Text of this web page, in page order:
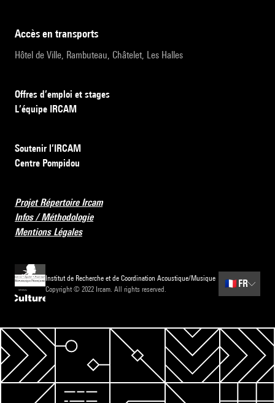
accès en transports
Hôtel de Ville, Rambuteau, Châtelet, Les Halles
Offres d’emploi et stages
L’équipe IRCAM
Soutenir l’IRCAM
Centre Pompidou
Projet Répertoire Ircam
Infos / Méthodologie
Mentions Légales
Institut de Recherche et de Coordination Acoustique/Musique
Copyright © 2022 Ircam. All rights reserved.
🇫🇷 FR